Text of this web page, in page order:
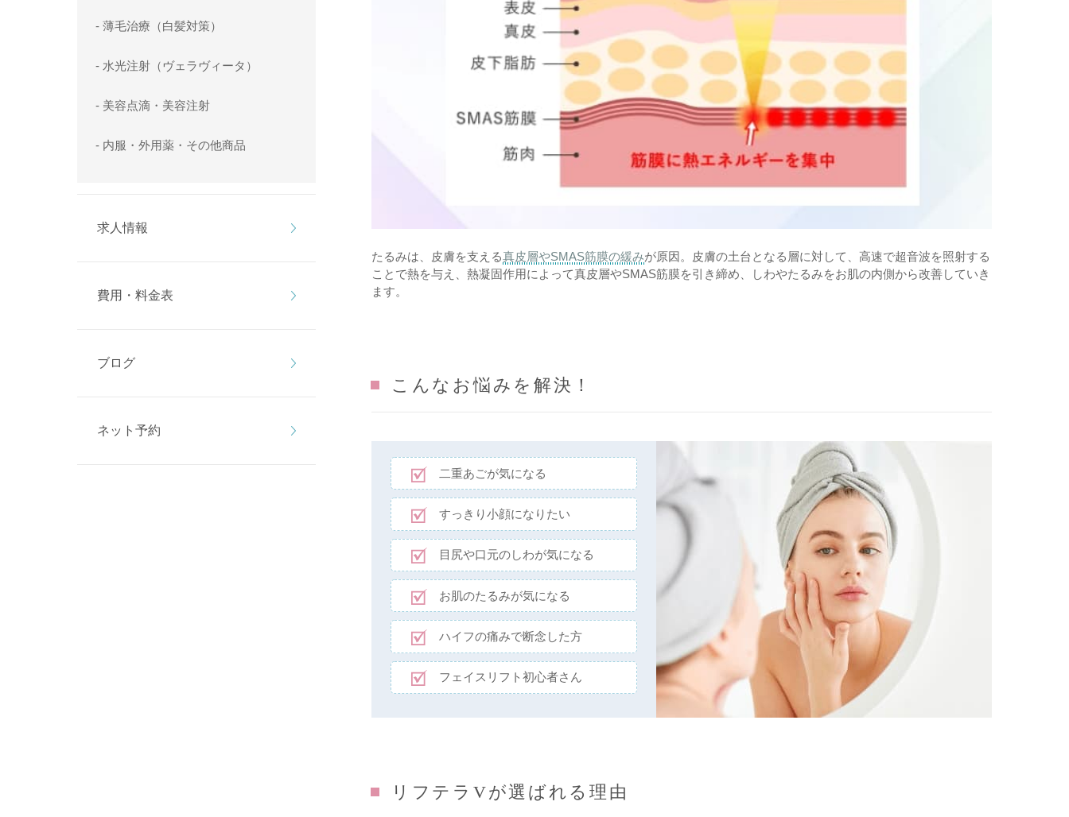
たるみは、皮膚を支える真皮層やSMAS筋膜の緩みが原因。皮膚の土台となる層に対して、高速で超音波を照射する
ことで熱を与え、熱凝固作用によって真皮層やSMAS筋膜を引き締め、しわやたるみをお肌の内側から改善していき
ます。
こんなお悩みを解決！
二重あごが気になる
すっきり小顔になりたい
目尻や口元のしわが気になる
お肌のたるみが気になる
ハイフの痛みで断念した方
フェイスリフト初心者さん
リフテラVが選ばれる理由
- 薄毛治療（白髪対策）
- 水光注射（ヴェラヴィータ）
- 美容点滴・美容注射
- 内服・外用薬・その他商品
求人情報
費用・料金表
ブログ
ネット予約